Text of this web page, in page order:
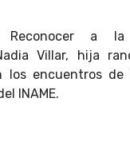
a la
Villar, hija
los encuentros de
INAME.